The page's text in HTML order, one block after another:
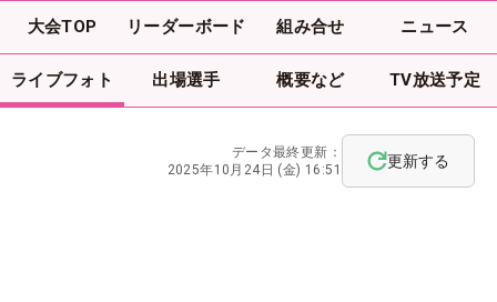
大会TOP リーダーボード 組み合せ ニュース
ライブフォト 出場選手 概要など TV放送予定
データ最終更新：
2025年10月24日 (金) 16:51
更新する